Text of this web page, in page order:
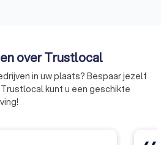
over Trustlocal
in uw plaats? Bespaar jezelf
kunt u een geschikte